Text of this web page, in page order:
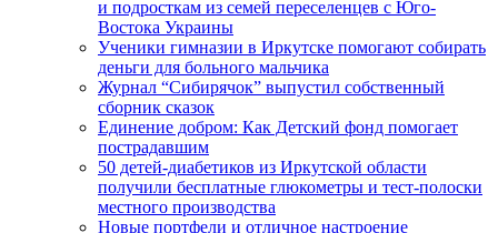
и подросткам из семей переселенцев с Юго-
Востока Украины
Ученики гимназии в Иркутске помогают собирать
деньги для больного мальчика
Журнал “Сибирячок” выпустил собственный
сборник сказок
Единение добром: Как Детский фонд помогает
пострадавшим
50 детей-диабетиков из Иркутской области
получили бесплатные глюкометры и тест-полоски
местного производства
Новые портфели и отличное настроение